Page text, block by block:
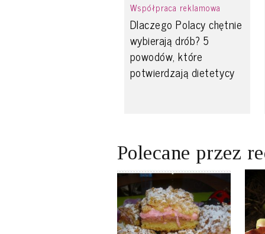
Współpraca reklamowa
Dlaczego Polacy chętnie
wybierają drób? 5
powodów, które
potwierdzają dietetycy
Polecane przez